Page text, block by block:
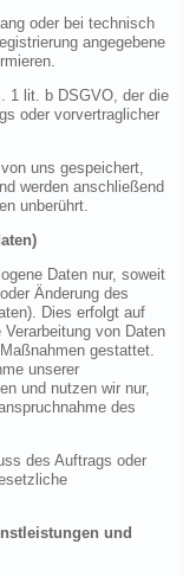
oder bei technisch
angegebene
1 lit. b DSGVO, der die
oder vorvertraglicher
uns gespeichert,
werden anschließend
unberührt.
Daten nur, soweit
Änderung des
Dies erfolgt auf
von Daten
gestattet.
unserer
und nutzen wir nur,
des
des Auftrags oder
und